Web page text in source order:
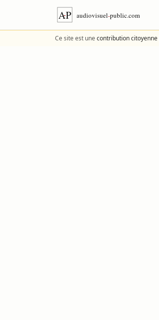
Aller au contenu
Ce site est unecontribution citoyenne